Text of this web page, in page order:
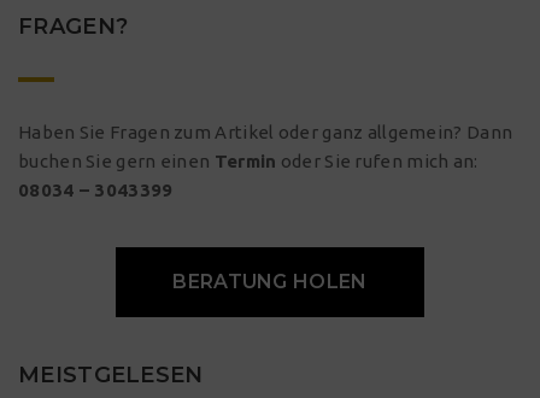
FRAGEN?
Haben Sie Fragen zum Artikel oder ganz allgemein? Dann
buchen Sie gern einen Termin oder Sie rufen mich an:
08034 – 3043399
BERATUNG HOLEN
MEISTGELESEN